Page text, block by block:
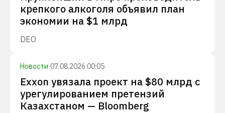
крепкого алкоголя объявил план
экономии на $1 млрд
DEO
Новости·07.08.2026 00:05
Exxon увязала проект на $80 млрд с
урегулированием претензий
Казахстаном — Bloomberg